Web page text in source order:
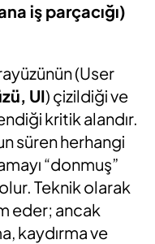
iş parçacığı)
(User
UI) çizildiği ve
kritik alandır.
süren herhangi
“donmuş”
Teknik olarak
eder; ancak
kaydırma ve